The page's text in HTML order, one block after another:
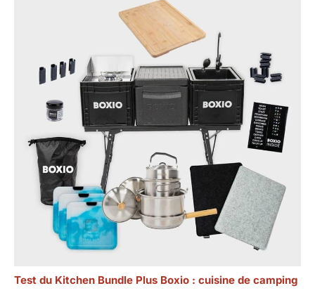
Test du Kitchen Bundle Plus Boxio : cuisine de camping